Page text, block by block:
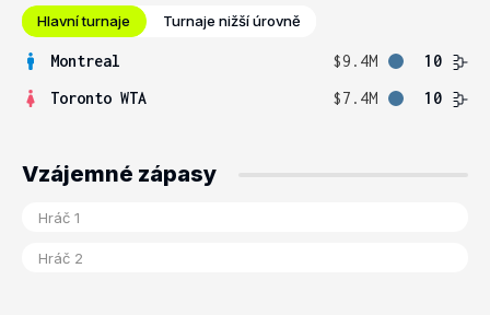
Hlavní turnaje Turnaje nižší úrovně
Montreal $9.4M
10
Toronto WTA
$7.4M 10
Vzájemné zápasy